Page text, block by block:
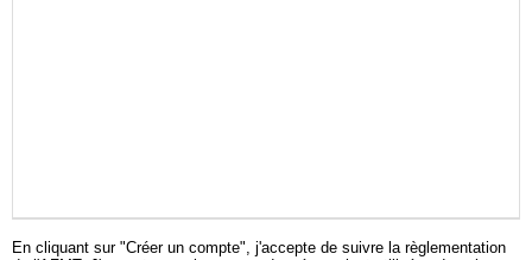
En cliquant sur "Créer un compte", j'accepte de suivre la règlementation